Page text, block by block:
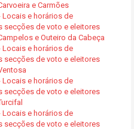
e Carmões
Locais e horários de
secções de voto e eleitores
e Outeiro da Cabeça
Locais e horários de
secções de voto e eleitores
Locais e horários de
secções de voto e eleitores
Locais e horários de
secções de voto e eleitores